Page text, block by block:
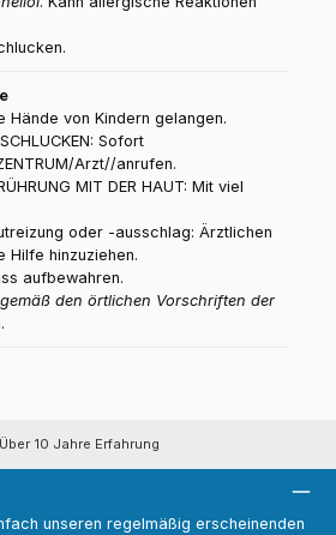
Hände von Kindern gelangen.
Sofort
Arzt//anrufen.
MIT DER HAUT: Mit viel
oder -ausschlag: Ärztlichen
Hilfe hinzuziehen.
aufbewahren.
gemäß den örtlichen Vorschriften der
Über 10 Jahre Erfahrung
unseren regelmäßig erscheinenden